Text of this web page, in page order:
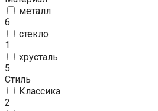
металл
6
стекло
1
хрусталь
5
Стиль
Классика
2